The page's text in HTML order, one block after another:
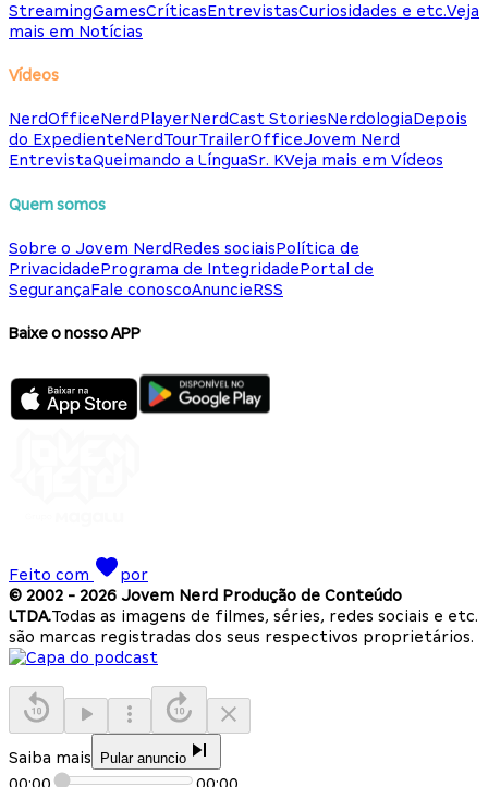
StreamingGamesCríticasEntrevistasCuriosidades e etc.Veja
mais em Notícias
Vídeos
NerdOfficeNerdPlayerNerdCast StoriesNerdologiaDepois
do ExpedienteNerdTourTrailerOfficeJovem Nerd
EntrevistaQueimando a LínguaSr. KVeja mais em Vídeos
Quem somos
Sobre o Jovem NerdRedes sociaisPolítica de
PrivacidadePrograma de IntegridadePortal de
SegurançaFale conoscoAnuncieRSS
Baixe o nosso APP
Feito com
por
© 2002 - 2026 Jovem Nerd Produção de Conteúdo
LTDA.Todas as imagens de filmes, séries, redes sociais e etc.
são marcas registradas dos seus respectivos proprietários.
Saiba mais Pular anuncio